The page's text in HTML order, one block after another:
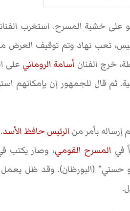
على خشبة المسرح. استغرب
تعب نهاد وتم توقيف
خرج الفنان أسامة الروماني على
ثم قال للجمهور إن بإمكانهم
بأمر من الرئيس حافظ الأسد
في المسرح القومي، وصار يكتب
حسني” (البورظان). وقد ظل